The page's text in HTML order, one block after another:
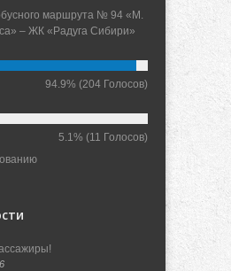
маршрута № 94 «М.
– ЖК «Радуга Сибири»
94.9% (204 Голосов)
5.1% (11 Голосов)